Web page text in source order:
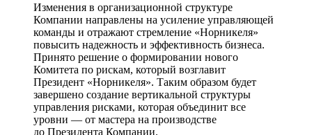
Изменения в организационной структуре
Компании направлены на усиление управляющей
команды и отражают стремление «Норникеля»
повысить надежность и эффективность бизнеса.
Принято решение о формировании нового
Комитета по рискам, который возглавит
Президент «Норникеля». Таким образом будет
завершено создание вертикальной структуры
управления рисками, которая объединит все
уровни — от мастера на производстве
до Президента Компании.